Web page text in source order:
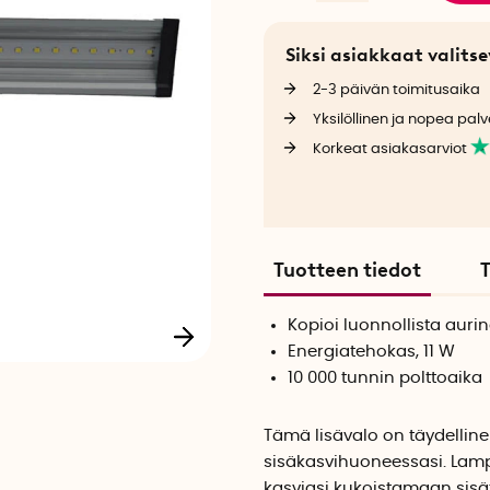
Siksi asiakkaat
2-3 päivän toimitusaika
Yksilöllinen ja nopea
Korkeat asiakasarviot
Tuotteen tiedot
Kopioi luonnollista
Energiatehokas, 11 W
10 000 tunnin polttoaika
Tämä lisävalo on
sisäkasvihuoneessasi.